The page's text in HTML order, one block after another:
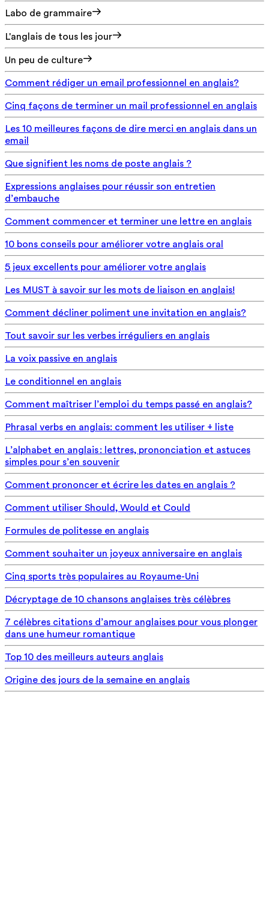
Labo de grammaire
L'anglais de tous les jour
Un peu de culture
Comment rédiger un email professionnel en anglais?
Cinq façons de terminer un mail professionnel en anglais
Les 10 meilleures façons de dire merci en anglais dans un
email
Que signifient les noms de poste anglais ?
Expressions anglaises pour réussir son entretien
d’embauche
Comment commencer et terminer une lettre en anglais
10 bons conseils pour améliorer votre anglais oral
5 jeux excellents pour améliorer votre anglais
Les MUST à savoir sur les mots de liaison en anglais!
Comment décliner poliment une invitation en anglais?
Tout savoir sur les verbes irréguliers en anglais
La voix passive en anglais
Le conditionnel en anglais
Comment maîtriser l’emploi du temps passé en anglais?
Phrasal verbs en anglais: comment les utiliser + liste
L’alphabet en anglais : lettres, prononciation et astuces
simples pour s’en souvenir
Comment prononcer et écrire les dates en anglais ?
Comment utiliser Should, Would et Could
Formules de politesse en anglais
Comment souhaiter un joyeux anniversaire en anglais
Cinq sports très populaires au Royaume-Uni
Décryptage de 10 chansons anglaises très célèbres
7 célèbres citations d’amour anglaises pour vous plonger
dans une humeur romantique
Top 10 des meilleurs auteurs anglais
Origine des jours de la semaine en anglais